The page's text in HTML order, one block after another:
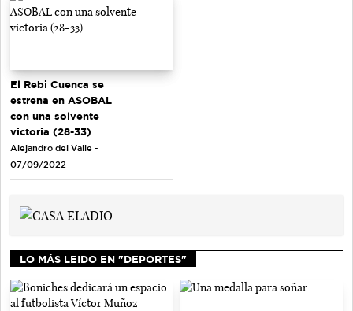
El Rebi Cuenca se
estrena en ASOBAL
con una solvente
victoria (28-33)
Alejandro del Valle -
07/09/2022
LO MÁS LEIDO EN "DEPORTES"